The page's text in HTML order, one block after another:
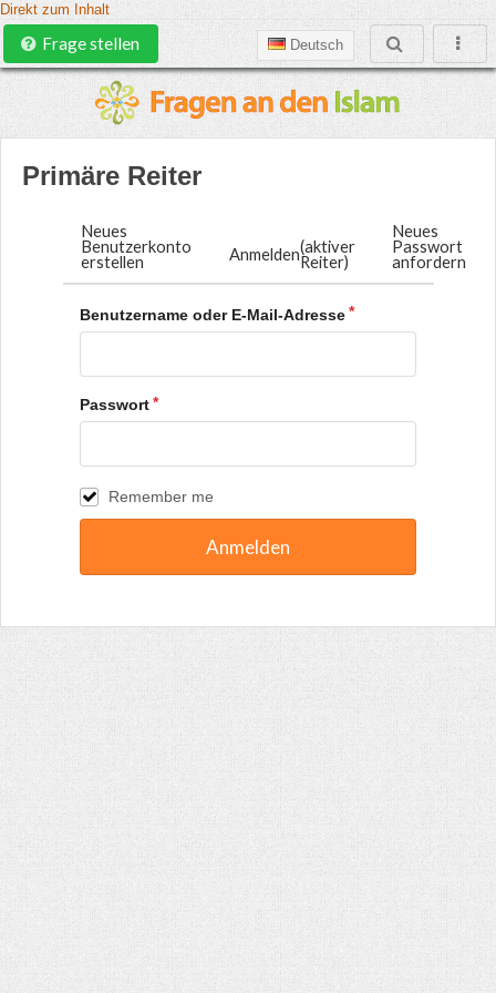
Direkt zum Inhalt
Deutsch
Frage stellen
Primäre Reiter
Neues
Benutzerkonto
erstellen Anmelden(aktiver
Reiter)
Neues
Passwort
anfordern
Benutzername oder E-Mail-Adresse
Passwort
Remember me